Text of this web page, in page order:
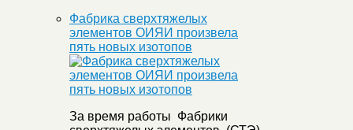
Фабрика сверхтяжелых
элементов ОИЯИ произвела
пять новых изотопов
За время работы Фабрики